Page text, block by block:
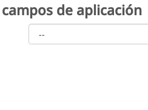
de aplicación